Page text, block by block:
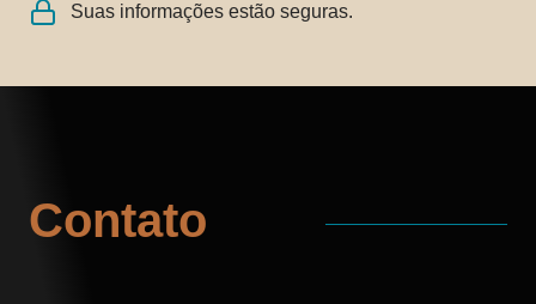
Suas informações estão seguras.
Contato